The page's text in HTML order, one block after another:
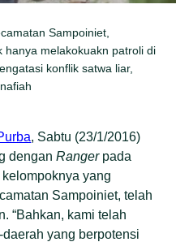
Sampoiniet,
hanya melakokuakn patroli di
konflik satwa liar,
, Sabtu (23/1/2016)
denganRangerpada
yang
Sampoiniet, telah
“Bahkan, kami telah
yang berpotensi